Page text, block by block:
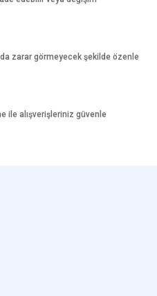
zarar görmeyecek şekilde özenle
ile alışverişleriniz güvenle